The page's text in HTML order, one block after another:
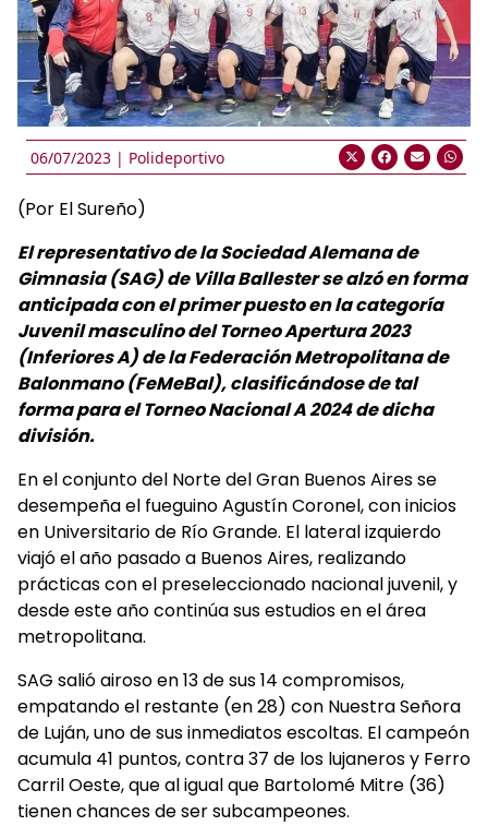
06/07/2023 | Polideportivo
(Por El Sureño)
El representativo de la Sociedad Alemana de
Gimnasia (SAG) de Villa Ballester se alzó en forma
anticipada con el primer puesto en la categoría
Juvenil masculino del Torneo Apertura 2023
(Inferiores A) de la Federación Metropolitana de
Balonmano (FeMeBal), clasificándose de tal
forma para el Torneo Nacional A 2024 de dicha
división.
En el conjunto del Norte del Gran Buenos Aires se
desempeña el fueguino Agustín Coronel, con inicios
en Universitario de Río Grande. El lateral izquierdo
viajó el año pasado a Buenos Aires, realizando
prácticas con el preseleccionado nacional juvenil, y
desde este año continúa sus estudios en el área
metropolitana.
SAG salió airoso en 13 de sus 14 compromisos,
empatando el restante (en 28) con Nuestra Señora
de Luján, uno de sus inmediatos escoltas. El campeón
acumula 41 puntos, contra 37 de los lujaneros y Ferro
Carril Oeste, que al igual que Bartolomé Mitre (36)
tienen chances de ser subcampeones.